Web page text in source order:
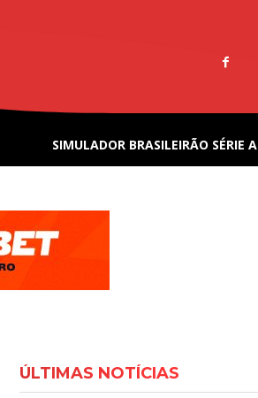
SIMULADOR BRASILEIRÃO SÉRIE A
ÚLTIMAS NOTÍCIAS